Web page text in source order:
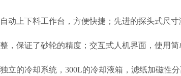
动上下料工作台，方便快捷；先进的探头式尺
，保证了砂轮的精度；交互式人机界面，使用
立的冷却系统，300L的冷却液箱，滤纸加磁性